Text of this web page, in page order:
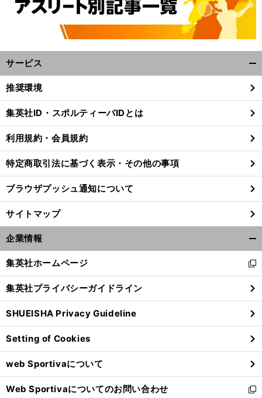
サービス
閉
る
推奨環境
集英社ID・スポルティーバIDとは
利用規約・会員規約
特定商取引法に基づく表示・その他の事項
ブラウザプッシュ通知について
サイトマップ
企業情報
閉
る
集英社ホームページ
新
し
い
ウ
ィ
ン
ド
ウ
で
開
く
集英社プライバシーガイドライン
SHUEISHA Privacy Guideline
Setting of Cookies
web Sportivaについて
Web Sportivaについてのお問い合わせ
新